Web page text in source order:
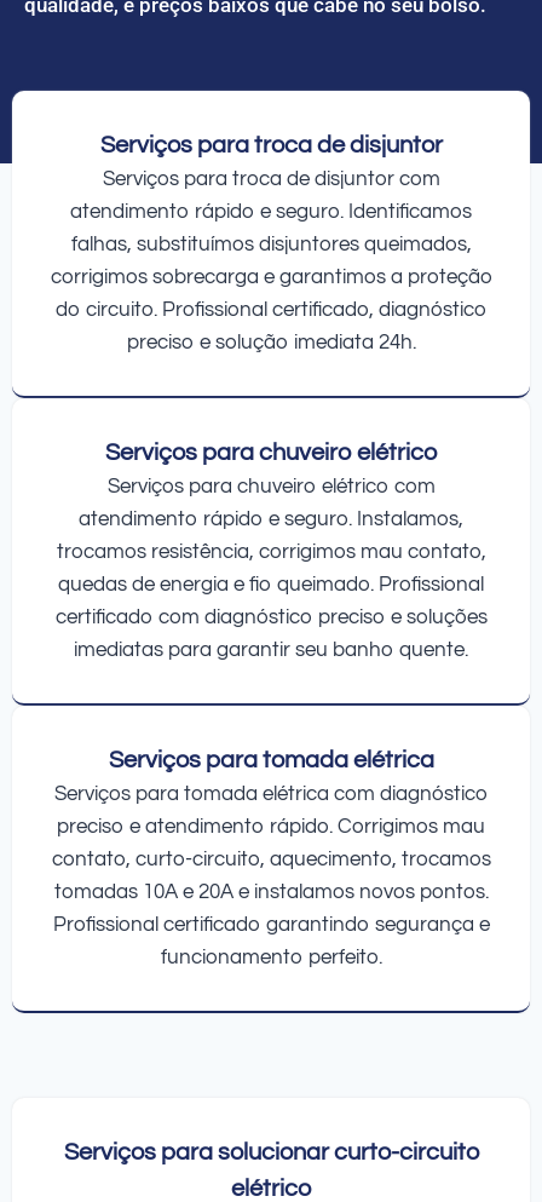
Serviços para troca de disjuntor
Serviços para troca de disjuntor com
atendimento rápido e seguro. Identificamos
falhas, substituímos disjuntores queimados,
corrigimos sobrecarga e garantimos a proteção
do circuito. Profissional certificado, diagnóstico
preciso e solução imediata 24h.
Serviços para chuveiro elétrico
Serviços para chuveiro elétrico com
atendimento rápido e seguro. Instalamos,
trocamos resistência, corrigimos mau contato,
quedas de energia e fio queimado. Profissional
certificado com diagnóstico preciso e soluções
imediatas para garantir seu banho quente.
Serviços para tomada elétrica
Serviços para tomada elétrica com diagnóstico
preciso e atendimento rápido. Corrigimos mau
contato, curto-circuito, aquecimento, trocamos
tomadas 10A e 20A e instalamos novos pontos.
Profissional certificado garantindo segurança e
funcionamento perfeito.
Serviços para solucionar curto-circuito
elétrico